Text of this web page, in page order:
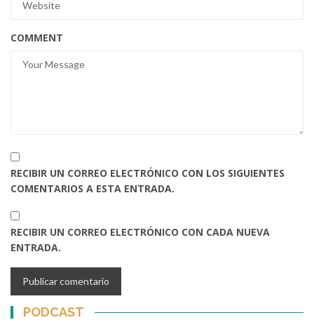
COMMENT
RECIBIR UN CORREO ELECTRÓNICO CON LOS SIGUIENTES
COMENTARIOS A ESTA ENTRADA.
RECIBIR UN CORREO ELECTRÓNICO CON CADA NUEVA
ENTRADA.
PODCAST